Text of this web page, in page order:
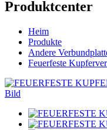
Produktcenter
Heim
Produkte
Andere
Feuerfeste